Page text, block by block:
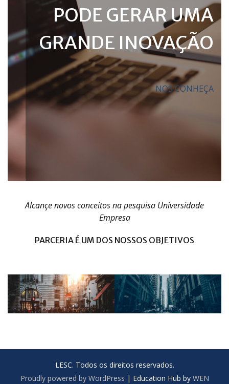
PODE GERAR UMA
GRANDE INOVAÇÃO
NOS CONHEÇA
Alcançe novos conceitos na pesquisa Universidade
Empresa
PARCERIA É UM DOS NOSSOS OBJETIVOS
LESC. Todos os direitos reservados.
Proudly powered by WordPress | Education Hub by WEN